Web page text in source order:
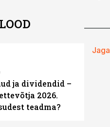
Jaga
ja dividendid –
2026.
teadma?